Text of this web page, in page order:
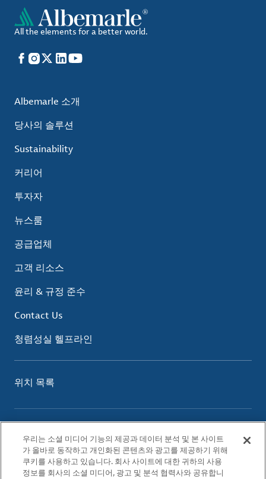
All the elements for a better world.
Facebook
Instagram
X LinkedIn
YouTube
Albemarle 소개
당사의 솔루션
Sustainability
커리어
투자자
뉴스룸
공급업체
고객 리소스
윤리 & 규정 준수
Contact Us
청렴성실 헬프라인
위치 목록
개인정보 보호 정책
쿠키 정책
우리는 소셜 미디어 기능의 제공과 데이터 분석 및 본 사이트
가 올바로 동작하고 개인화된 콘텐츠와 광고를 제공하기 위해
쿠키를 사용하고 있습니다. 회사 사이트에 대한 귀하의 사용
정보를 회사의 소셜 미디어, 광고 및 분석 협력사와 공유합니